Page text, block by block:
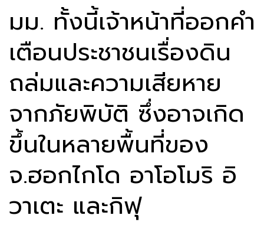
มม. ทั้งนี้เจ้าหน้าที่ออกคำ
เตือนประชาชนเรื่องดิน
ถล่มและความเสียหาย
จากภัยพิบัติ ซึ่งอาจเกิด
ขึ้นในหลายพื้นที่ของ
จ.ฮอกไกโด อาโอโมริ อิ
วาเตะ และกิฟุ